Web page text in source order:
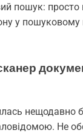
пошук: просто
у пошуковому
нещодавно
Не